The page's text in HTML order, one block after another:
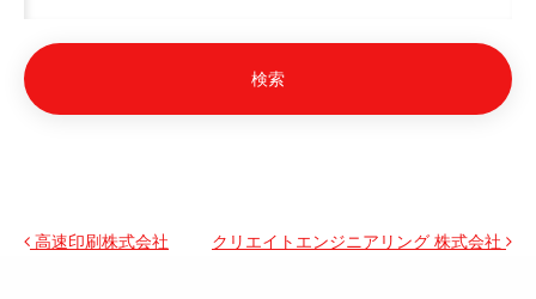
投稿ナビゲーション
高速印刷株式会社 クリエイトエンジニアリング 株式会社